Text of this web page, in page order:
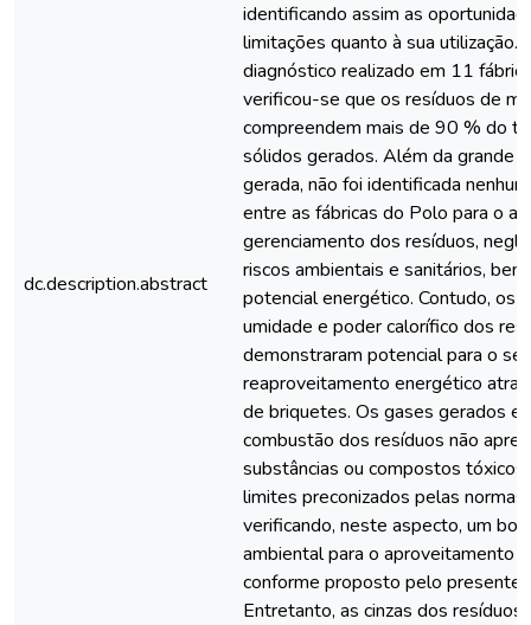
dc.description.abstract
identificando assim as
limitações quanto à sua utilização.
diagnóstico realizado em 11
verificou-se que os resíduos de
compreendem mais de 90 % do
sólidos gerados. Além da grande
gerada, não foi identificada
entre as fábricas do Polo para o
gerenciamento dos resíduos,
riscos ambientais e sanitários,
potencial energético. Contudo, os
umidade e poder calorífico dos
demonstraram potencial para o seu
reaproveitamento energético
de briquetes. Os gases gerados
combustão dos resíduos não
substâncias ou compostos tóxicos
limites preconizados pelas normas
verificando, neste aspecto, um
ambiental para o aproveitamento
conforme proposto pelo presente
Entretanto, as cinzas dos